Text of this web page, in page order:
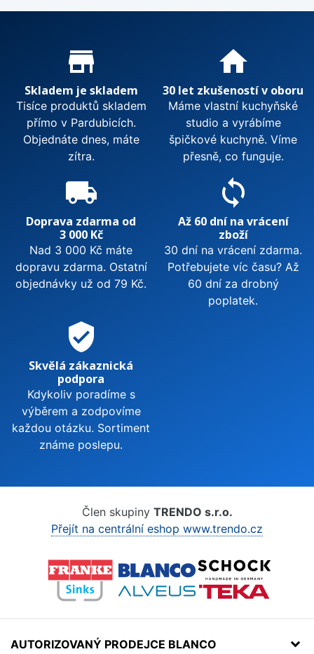
Proč nakupovat u nás?
store_mall_directory
Skladem je skladem
Tisíce produktů skladem
přímo v Pardubicích.
Objednáte dnes, máte
zítra.
home
30 let zkušeností v oboru
Máme vlastní kuchyňské
studio a vyrábíme
špičkové kuchyně. Víme
přesně, co funguje.
local_shipping
Doprava zdarma od
3 000 Kč
Nad 3 000 Kč máte
dopravu zdarma. Ostatní
objednávky už od 79 Kč.
sync
Až 60 dní na vrácení
zboží
30 dní na vrácení zdarma.
Potřebujete víc času? Až
60 dní za drobný
poplatek.
verified_user
Skvělá zákaznická
podpora
Kdykoliv poradíme s
výběrem a zodpovíme
každou otázku. Sortiment
známe poslepu.
Člen skupiny TRENDO s.r.o.
Přejít na centrální eshop www.trendo.cz
AUTORIZOVANÝ PRODEJCE BLANCO